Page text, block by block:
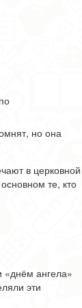
но она
в церковной
те, кто
«днём ангела»
эти